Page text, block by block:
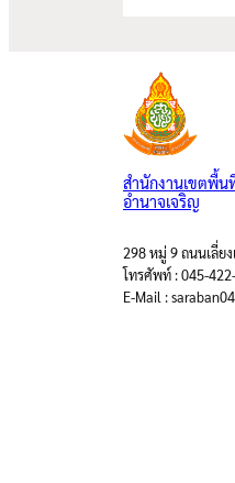
สำนักงานเขตพื้
อำนาจเจริญ
298 หมู่ 9 ถนนเลี่ย
โทรศัพท์ : 045-
E-Mail :